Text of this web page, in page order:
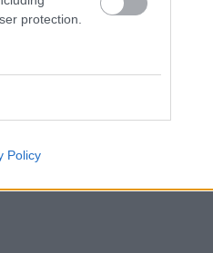
protection.
Policy